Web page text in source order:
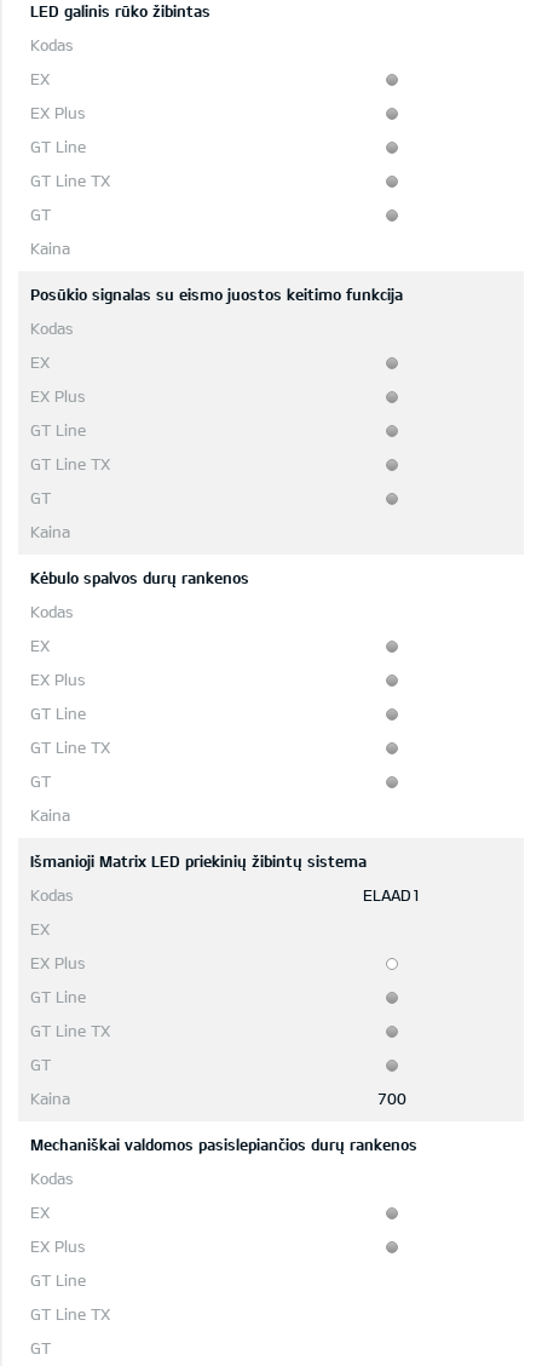
LED galinis rūko žibintas
Posūkio signalas su eismo juostos keitimo funkcija
Kėbulo spalvos durų rankenos
Išmanioji Matrix LED priekinių žibintų sistema
ELAAD1
700
Mechaniškai valdomos pasislepiančios durų rankenos